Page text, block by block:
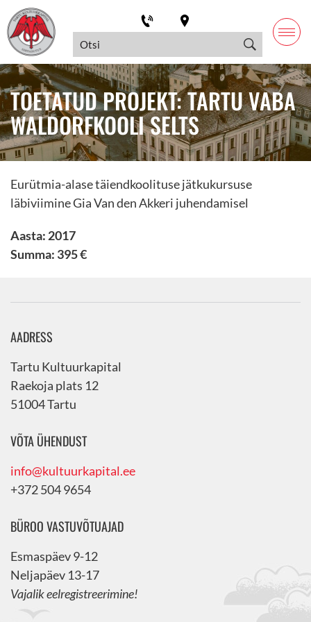
TOETATUD PROJEKT: TARTU VABA
WALDORFKOOLI SELTS
Eurütmia-alase täiendkoolituse jätkukursuse
läbiviimine Gia Van den Akkeri juhendamisel
Aasta: 2017
Summa: 395 €
AADRESS
Tartu Kultuurkapital
Raekoja plats 12
51004 Tartu
VÕTA ÜHENDUST
info@kultuurkapital.ee
+372 504 9654
BÜROO VASTUVÕTUAJAD
Esmaspäev 9-12
Neljapäev 13-17
Vajalik eelregistreerimine!